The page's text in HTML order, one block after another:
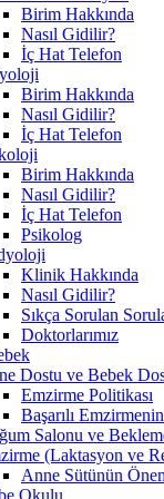
Birim Hakkında
Nasıl Gidilir?
İç Hat Telefon
Birim Hakkında
Nasıl Gidilir?
İç Hat Telefon
Birim Hakkında
Nasıl Gidilir?
İç Hat Telefon
Psikolog
Klinik Hakkında
Nasıl Gidilir?
Sıkça Sorulan
Doktorlarımız
Dostu ve Bebek
Emzirme Politikası
Başarılı
Salonu ve
(Laktasyon ve
Anne Sütünün
Okulu